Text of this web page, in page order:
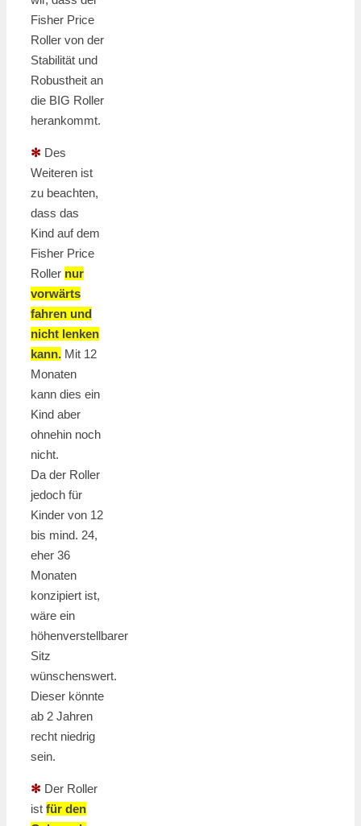
Fisher Price
Roller von der
Stabilität und
Robustheit an
die BIG Roller
herankommt.
✻ Des
Weiteren ist
zu beachten,
dass das
Kind auf dem
Fisher Price
Roller nur
vorwärts
fahren und
nicht lenken
kann. Mit 12
Monaten
kann dies ein
Kind aber
ohnehin noch
nicht.
Da der Roller
jedoch für
Kinder von 12
bis mind. 24,
eher 36
Monaten
konzipiert ist,
wäre ein
höhenverstellbarer
Sitz
wünschenswert.
Dieser könnte
ab 2 Jahren
recht niedrig
sein.
✻ Der Roller
ist für den